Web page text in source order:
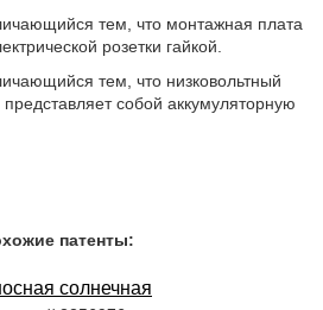
тем, что монтажная плата
розетки гайкой.
тем, что низковольтный
представляет собой аккумуляторную
патенты:
солнечная